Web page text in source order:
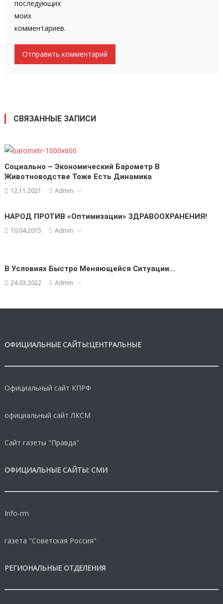
последующих
моих
комментариев.
СВЯЗАННЫЕ ЗАПИСИ
Социально – Экономический Барометр В
Животноводстве Тоже Есть Динамика
12.11.2021 Admin
НАРОД ПРОТИВ «оптимизации» ЗДРАВООХРАНЕНИЯ!
10.04.2015 Admin
В Условиях Быстро Меняющейся Ситуации…
24.03.2022 Admin
ОФИЦИАЛЬНЫЕ САЙТЫ:ЦЕНТРАЛЬНЫЕ
Официальный сайт КПРФ
официальный сайт ЛКСМ
Сайт газеты "Правда"
ОФИЦИАЛЬНЫЕ САЙТЫ: СМИ
Info-rm
газета "Советская Россия"
РЕГИОНАЛЬНЫЕ ОТДЕЛЕНИЯ